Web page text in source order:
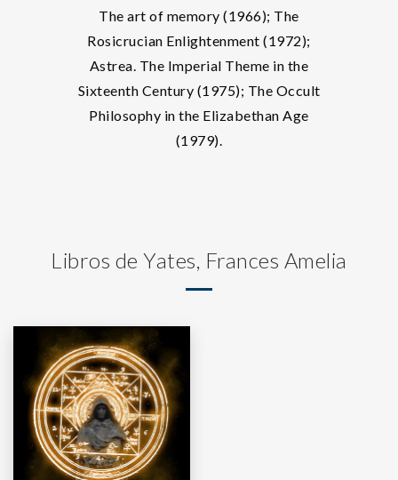
The art of memory (1966); The
Rosicrucian Enlightenment (1972);
Astrea. The Imperial Theme in the
Sixteenth Century (1975); The Occult
Philosophy in the Elizabethan Age
(1979).
Libros de Yates, Frances Amelia